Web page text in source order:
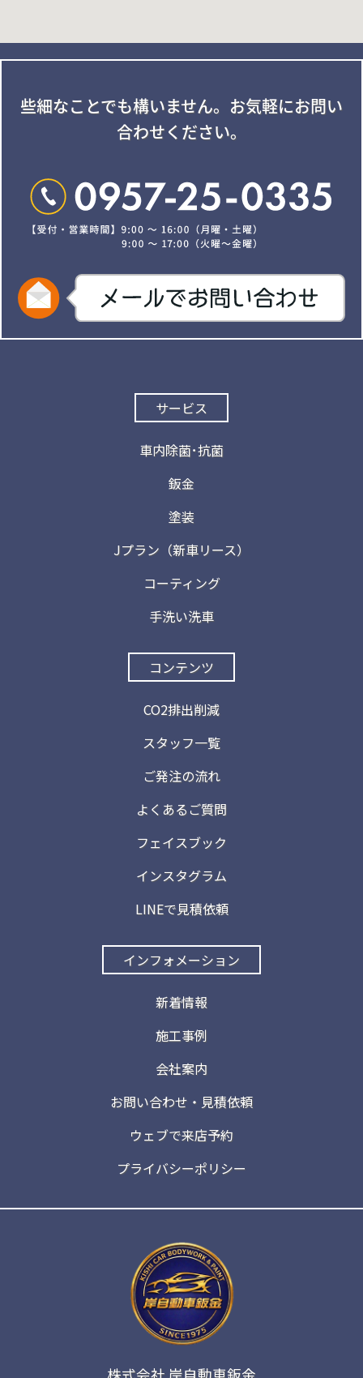
些細なことでも構いません。 お気軽にお問い
合わせください。
サービス
車内除菌･抗菌
鈑金
塗装
Jプラン（新車リース）
コーティング
手洗い洗車
コンテンツ
CO2排出削減
スタッフ一覧
ご発注の流れ
よくあるご質問
フェイスブック
インスタグラム
LINEで見積依頼
インフォメーション
新着情報
施工事例
会社案内
お問い合わせ・見積依頼
ウェブで来店予約
プライバシーポリシー